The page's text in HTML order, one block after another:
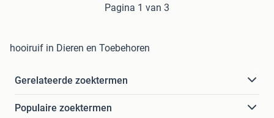
Pagina 1 van 3
hooiruif in Dieren en Toebehoren
Gerelateerde zoektermen
Populaire zoektermen